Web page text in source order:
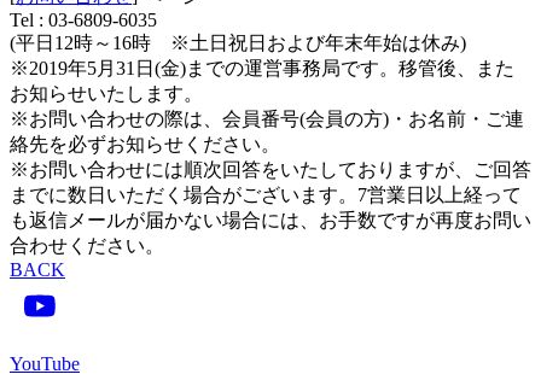
Tel : 03-6809-6035
(平日12時～16時 ※土日祝日および年末年始は休み)
※2019年5月31日(金)までの運営事務局です。移管後、また
お知らせいたします。
※お問い合わせの際は、会員番号(会員の方)・お名前・ご連
絡先を必ずお知らせください。
※お問い合わせには順次回答をいたしておりますが、ご回答
までに数日いただく場合がございます。7営業日以上経って
も返信メールが届かない場合には、お手数ですが再度お問い
合わせください。
BACK
YouTube